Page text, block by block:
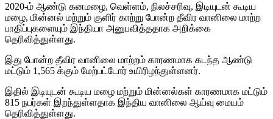
2020-ம் ஆண்டு கனமழை, வெள்ளம், நிலச்சரிவு, இடியுடன் கூடிய
மழை, மின்னல் மற்றும் குளிர் காற்று போன்ற தீவிர வானிலை மாற்ற
பாதிப்புகளையும் இந்தியா அனுபவித்ததாக அறிக்கை
தெரிவித்துள்ளது.
இது போன்ற தீவிர வானிலை மாற்றம் காரணமாக கடந்த ஆண்டு
மட்டும் 1,565 க்கும் மேற்பட்டோர் உயிரிழந்துள்ளனர்.
இதில் இடியுடன் கூடிய மழை மற்றும் மின்னல்கள் காரணமாக மட்டும்
815 நபர்கள் இறந்துள்ளதாக இந்திய வானிலை ஆய்வு மையம்
தெரிவித்துள்ளது.